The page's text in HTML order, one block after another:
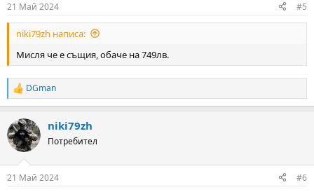
21 Май 2024 #5
niki79zh написа:
Мисля че е същия, обаче на 749лв.
R
e
c
t
i
s
DGman
niki79zh
Потребител
21 Май 2024 #6